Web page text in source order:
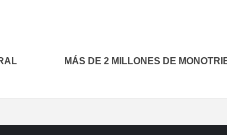
MÁS DE 2 MILLONES DE